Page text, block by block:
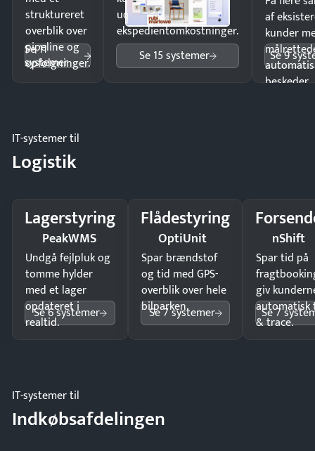
struktureret
overblik over
pipeline og
opfølgninger.
Se 11
systemer
uden
ekspedientomkostninger.
Se 15 systemer
af
kunder
beskeder.
Se 9
IT-systemer til
Logistik
Lagerstyring
PeakWMS
Undgå fejlpluk og
tomme hylder
med et lager
opdateret i
realtid.
Se 6 systemer
Flådestyring
OptiUnit
Spar brændstof
og tid med GPS-
overblik over hele
bilparken.
Se 7 systemer
nShift
Spar tid på
giv
automatisk
& trace.
Se 7
IT-systemer til
Indkøbsafdelingen